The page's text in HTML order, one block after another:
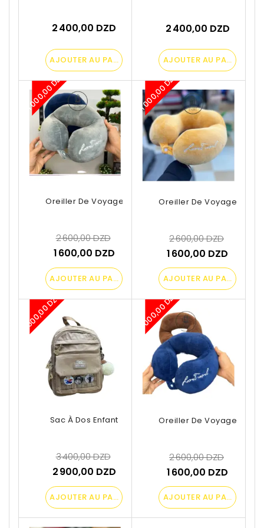
2 400,00 DZD
AJOUTER AU PANIER
2 400,00 DZD
AJOUTER AU PANIER
Oreiller De Voyage En U
2 600,00 DZD
-1 000,00 DZD
1 600,00 DZD
AJOUTER AU PANIER
Oreiller De Voyage En U
2 600,00 DZD
-1 000,00 DZD
1 600,00 DZD
AJOUTER AU PANIER
Sac À Dos Enfant
3 400,00 DZD
-500,00 DZD
2 900,00 DZD
AJOUTER AU PANIER
Oreiller De Voyage En U
2 600,00 DZD
-1 000,00 DZD
1 600,00 DZD
AJOUTER AU PANIER